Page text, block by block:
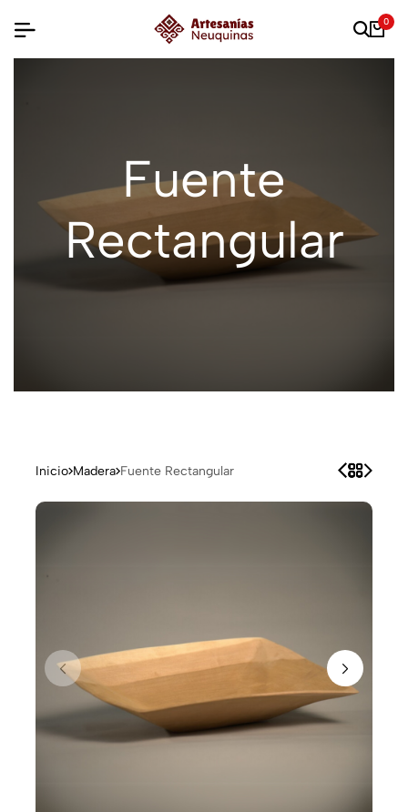
0
Fuente
Rectangular
Inicio Madera Fuente Rectangular